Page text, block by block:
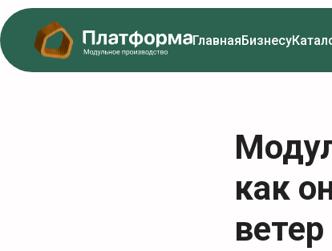
ГлавнаяБизнесу
как